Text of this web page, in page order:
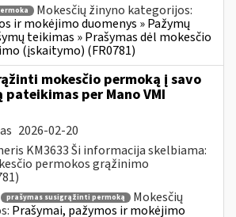
Mokesčių žinyno kategorijos:
ir mokėjimo duomenys » Pažymų
teikimas » Prašymas dėl mokesčio
(įskaitymo) (FR0781)
mokesčio permoką į savo
per Mano VMI
2026-02-20
KM3633 Ši informacija skelbiama:
permokos grąžinimo
prašymas susigrąžinti permoką
Mokesčių
Prašymai, pažymos ir mokėjimo